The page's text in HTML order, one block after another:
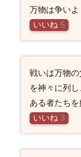
万物は争いよ
いいね 5
戦いは万物
を神々に列
ある者たち
いいね 3